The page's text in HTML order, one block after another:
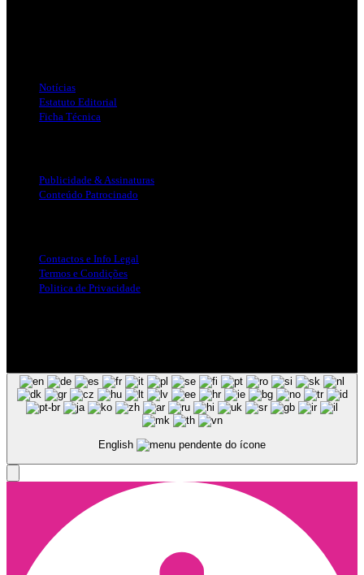
Notícias
Estatuto Editorial
Ficha Técnica
Publicidade & Assinaturas
Conteúdo Patrocinado
Contactos e Info Legal
Termos e Condições
Politica de Privacidade
English